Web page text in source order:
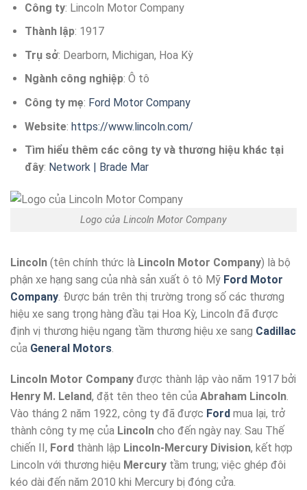
Công ty: Lincoln Motor Company
Thành lập: 1917
Trụ sở: Dearborn, Michigan, Hoa Kỳ
Ngành công nghiệp: Ô tô
Công ty mẹ: Ford Motor Company
Website: https://www.lincoln.com/
Tìm hiểu thêm các công ty và thương hiệu khác tại
đây: Network | Brade Mar
Logo của Lincoln Motor Company
Lincoln (tên chính thức là Lincoln Motor Company) là bộ
phận xe hạng sang của nhà sản xuất ô tô Mỹ Ford Motor
Company . Được bán trên thị trường trong số các thương
hiệu xe sang trọng hàng đầu tại Hoa Kỳ, Lincoln đã được
định vị thương hiệu ngang tầm thương hiệu xe sang Cadillac
của General Motors
Lincoln Motor Company được thành lập vào năm 1917 bởi
Henry M. Leland, đặt tên theo tên của Abraham Lincoln.
Vào tháng 2 năm 1922, công ty đã được Ford mua lại, trở
thành công ty mẹ của Lincoln cho đến ngày nay. Sau Thế
chiến II, Ford thành lập Lincoln-Mercury Division, kết hợp
Lincoln với thương hiệu Mercury tầm trung; việc ghép đôi
kéo dài đến năm 2010 khi Mercury bị đóng cửa.